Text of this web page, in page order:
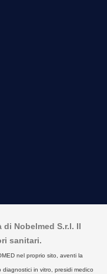
Nobelmed S.r.l. Il
sanitari.
nel proprio sito, aventi la
in vitro, presidi medico